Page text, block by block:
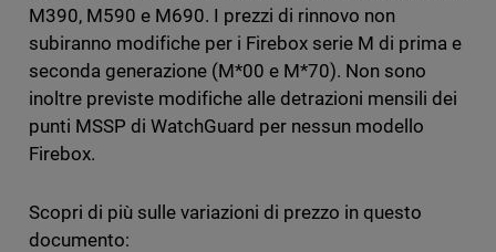
M390, M590 e M690. I prezzi di rinnovo non
subiranno modifiche per i Firebox serie M di prima e
seconda generazione (M*00 e M*70). Non sono
inoltre previste modifiche alle detrazioni mensili dei
punti MSSP di WatchGuard per nessun modello
Firebox.
Scopri di più sulle variazioni di prezzo in questo
documento: